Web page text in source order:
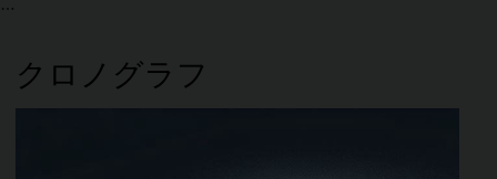
クロノグラフ